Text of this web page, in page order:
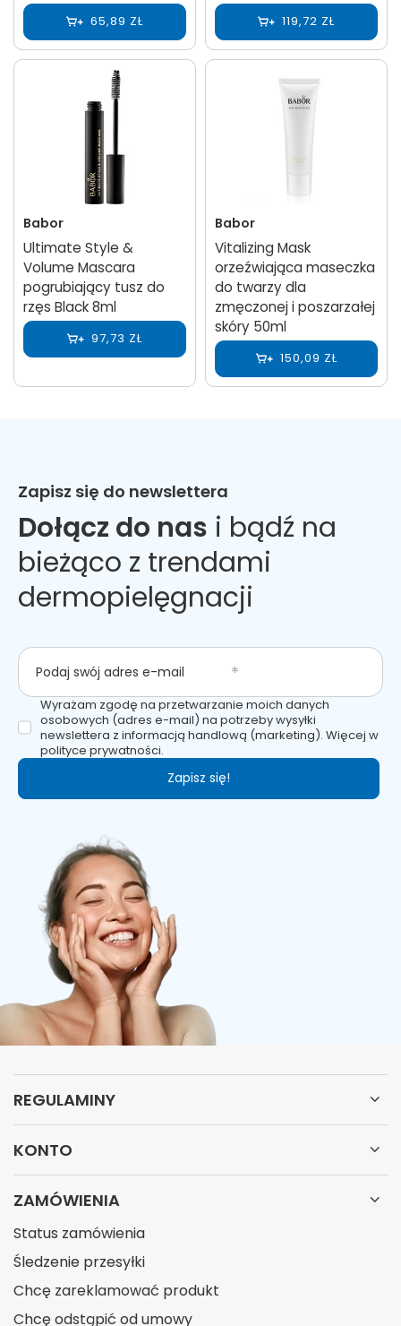
65,89 ZŁ 119,72 ZŁ
Babor
Ultimate Style &
Volume Mascara
pogrubiający tusz do
rzęs Black 8ml
97,73 ZŁ
Babor
Vitalizing Mask
orzeźwiająca maseczka
do twarzy dla
zmęczonej i poszarzałej
skóry 50ml
150,09 ZŁ
Zapisz się do newslettera
Dołącz do nas i bądź na
bieżąco z trendami
dermopielęgnacji
Podaj swój adres e-mail
Wyrażam zgodę na przetwarzanie moich danych
osobowych (adres e-mail) na potrzeby wysyłki
newslettera z informacją handlową (marketing). Więcej w
polityce prywatności.
Zapisz się!
REGULAMINY
KONTO
ZAMÓWIENIA
Status zamówienia
Śledzenie przesyłki
Chcę zareklamować produkt
Chcę odstąpić od umowy